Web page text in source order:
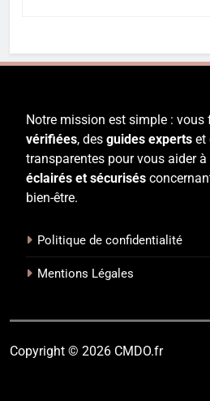
Notre mission est simple : vous
vérifiées, des guides experts et
transparentes pour vous aider
éclairés et sécurisés
bien-être.
Politique de confidentialité
Mentions Légales
Copyright © 2026 CMDO.fr